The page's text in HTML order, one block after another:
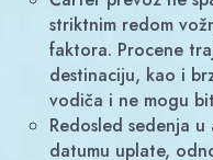
striktnim redom
faktora. Procene
destinaciju, kao i
vodiča i ne mogu
Redosled sedenja u autobusu određuje se prema
datumu uplate,